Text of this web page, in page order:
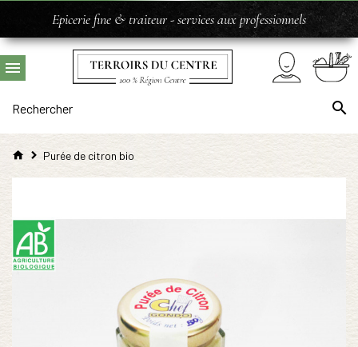
Epicerie fine & traiteur - services aux professionnels
Purée de citron bio